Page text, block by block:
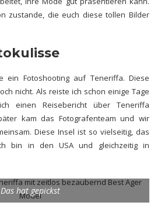
zustande, die euch diese tollen Bilder
ein Fotoshooting auf Teneriffa. Diese
nicht. Als reiste ich schon einige Tage
einen Reisebericht über Teneriffa
kam das Fotografenteam und wir
Diese Insel ist so vielseitig, das
bin in den USA und gleichzeitig in
Das hat gepickst